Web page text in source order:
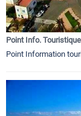
Point Info.
Point Information